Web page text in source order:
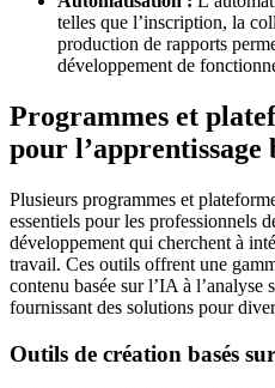
telles que l’inscription, la
production de rapports
développement de
Programmes et
pour l’apprentissage
Plusieurs programmes et
essentiels pour les professionnels
développement qui cherchent à
travail. Ces outils offrent une
contenu basée sur l’IA à l’analyse
fournissant des solutions pour
Outils de création basés